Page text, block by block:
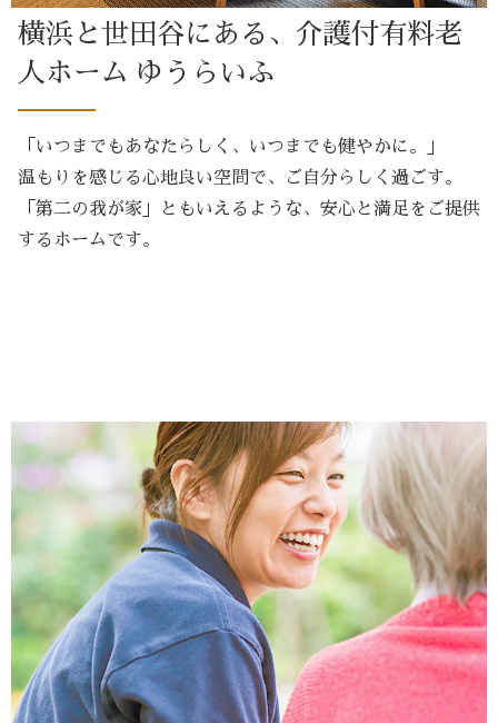
横浜と世田谷にある、 介護付有料老
人ホーム ゆうらいふ
「いつまでもあなたらしく、いつまでも健やかに。」
温もりを感じる心地良い空間で、ご自分らしく過ごす。
「第二の我が家」ともいえるような、安心と満足をご提供
するホームです。